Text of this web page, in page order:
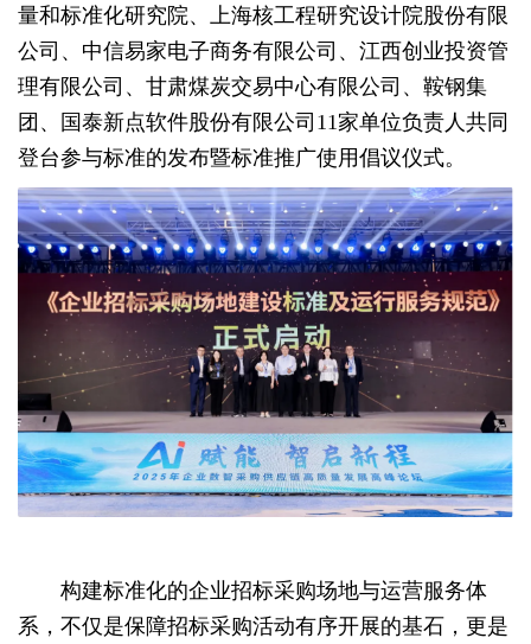
量和标准化研究院、上海核工程研究设计院股份有限
公司、中信易家电子商务有限公司、江西创业投资管
理有限公司、甘肃煤炭交易中心有限公司、鞍钢集
团、国泰新点软件股份有限公司11家单位负责人共同
登台参与标准的发布暨标准推广使用倡议仪式。
构建标准化的企业招标采购场地与运营服务体
系，不仅是保障招标采购活动有序开展的基石，更是